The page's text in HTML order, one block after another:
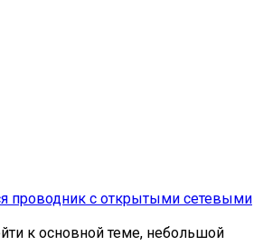
проводник с открытыми сетевыми
к основной теме, небольшой